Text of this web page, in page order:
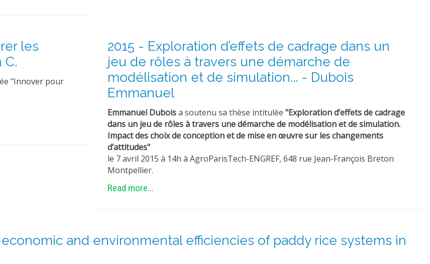
les
C.
"Innover pour
2015 - Exploration d’effets de cadrage dans un
jeu de rôles à travers une démarche de
modélisation et de simulation... - Dubois
Emmanuel
Emmanuel Duboisa soutenu sa thèse intitulée "Exploration d’effets de cadrage
dans un jeu de rôles à travers une démarche de modélisation et de simulation.
Impact des choix de conception et de mise en œuvre sur les changements
d’attitudes"
le 7 avril 2015 à 14h à AgroParisTech-ENGREF, 648 rue Jean-François Breton
Montpellier.
Read more...
and environmental efficiencies of paddy rice systems in